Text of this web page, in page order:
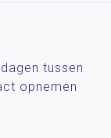
tussen
opnemen